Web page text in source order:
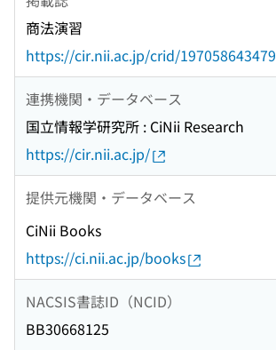
商法演習
https://cir.nii.ac.jp/crid/
連携機関・データベース
国立情報学研究所 : CiNii Research
https://cir.nii.ac.jp/
提供元機関・データベース
CiNii Books
https://ci.nii.ac.jp/books
NACSIS書誌ID（NCID）
BB30668125